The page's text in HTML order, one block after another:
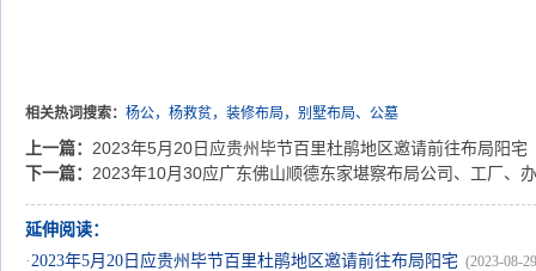
相关热词搜索： 杨公，杨救贫，装修布局，别墅布局、公墓
上一篇： 2023年5月20日应贵州毕节百里杜鹃地区邀请前往布局阳宅
下一篇： 2023年10月30应广东佛山顺德东家堪察布局公司、工厂、
延伸阅读：
·2023年5月20日应贵州毕节百里杜鹃地区邀请前往布局阳宅 (2023-08-